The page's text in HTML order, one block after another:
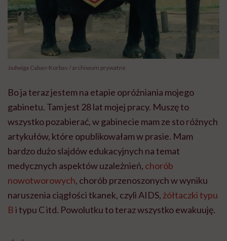
Jadwiga Caban-Korbas / archiwum prywatne
Bo ja teraz jestem na etapie opróżniania mojego
gabinetu. Tam jest 28 lat mojej pracy. Muszę to
wszystko pozabierać, w gabinecie mam ze sto różnych
artykułów, które opublikowałam w prasie. Mam
bardzo dużo slajdów edukacyjnych na temat
medycznych aspektów uzależnień, chorób
nowotworowych, chorób przenoszonych w wyniku
naruszenia ciągłości tkanek, czyli AIDS, żółtaczki typu
Bi typu C itd. Powolutku to teraz wszystko ewakuuję.